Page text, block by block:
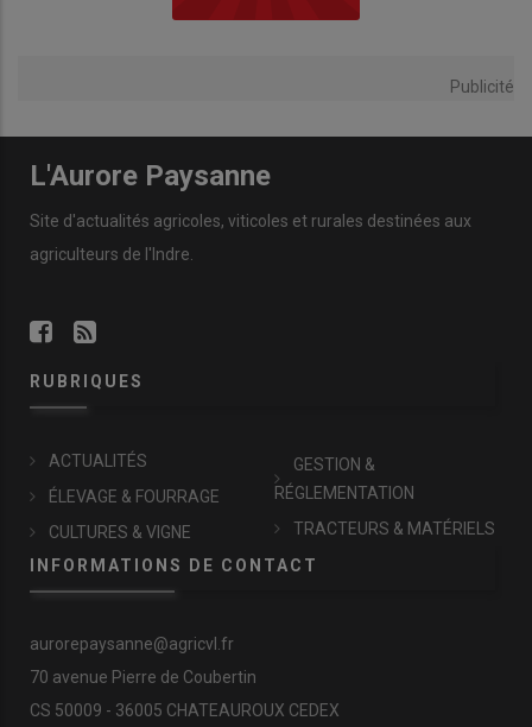
Publicité
L'Aurore Paysanne
Site d'actualités agricoles, viticoles et rurales destinées aux
agriculteurs de l'Indre.
RUBRIQUES
ACTUALITÉS
ÉLEVAGE & FOURRAGE
CULTURES & VIGNE
GESTION &
RÉGLEMENTATION
TRACTEURS & MATÉRIELS
INFORMATIONS DE CONTACT
aurorepaysanne@agricvl.fr
70 avenue Pierre de Coubertin
CS 50009 - 36005 CHATEAUROUX CEDEX